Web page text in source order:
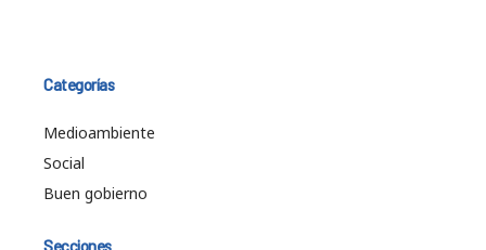
Categorías
Medioambiente
Social
Buen gobierno
Secciones